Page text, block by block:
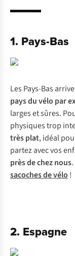
1. Pays-Bas
Les Pays-Bas
pays du vélo par
larges et sûres.
physiques trop
très plat, idéal
partez avec vos
près de chez nous
sacoches de vélo !
2. Espagne